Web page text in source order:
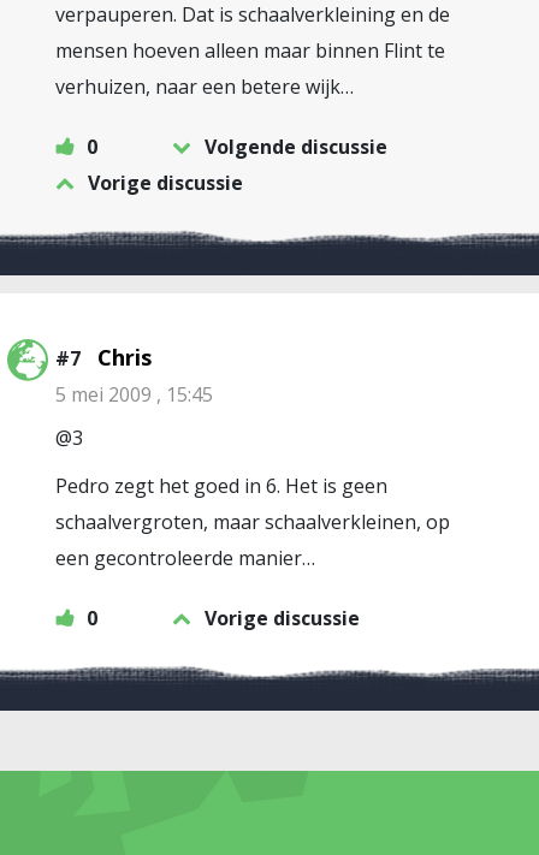
verpauperen. Dat is schaalverkleining en de
mensen hoeven alleen maar binnen Flint te
verhuizen, naar een betere wijk…
0
Volgende discussie
Vorige discussie
#7 Chris
5 mei 2009 , 15:45
@3
Pedro zegt het goed in 6. Het is geen
schaalvergroten, maar schaalverkleinen, op
een gecontroleerde manier…
0 Vorige discussie